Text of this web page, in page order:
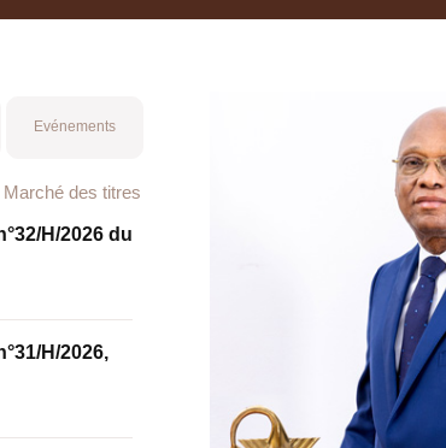
Evénements
Marché des titres
H/2026 du
H/2026,